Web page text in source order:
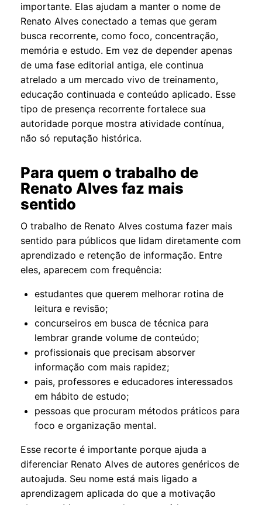
importante. Elas ajudam a manter o nome de
Renato Alves conectado a temas que geram
busca recorrente, como foco, concentração,
memória e estudo. Em vez de depender apenas
de uma fase editorial antiga, ele continua
atrelado a um mercado vivo de treinamento,
educação continuada e conteúdo aplicado. Esse
tipo de presença recorrente fortalece sua
autoridade porque mostra atividade contínua,
não só reputação histórica.
Para quem o trabalho de
Renato Alves faz mais
sentido
O trabalho de Renato Alves costuma fazer mais
sentido para públicos que lidam diretamente com
aprendizado e retenção de informação. Entre
eles, aparecem com frequência:
estudantes que querem melhorar rotina de
leitura e revisão;
concurseiros em busca de técnica para
lembrar grande volume de conteúdo;
profissionais que precisam absorver
informação com mais rapidez;
pais, professores e educadores interessados
em hábito de estudo;
pessoas que procuram métodos práticos para
foco e organização mental.
Esse recorte é importante porque ajuda a
diferenciar Renato Alves de autores genéricos de
autoajuda. Seu nome está mais ligado a
aprendizagem aplicada do que a motivação